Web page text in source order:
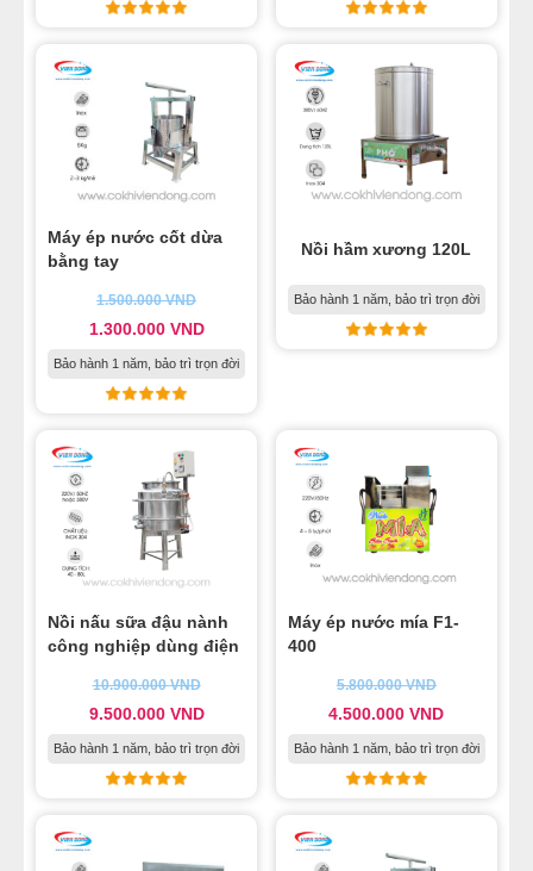
Máy ép nước cốt dừa
bằng tay
1.500.000VND
1.300.000 VND
Bảo hành 1 năm, bảo trì trọn đời
Nồi hầm xương 120L
Bảo hành 1 năm, bảo trì trọn đời
Nồi nấu sữa đậu nành
công nghiệp dùng điện
10.900.000VND
9.500.000 VND
Bảo hành 1 năm, bảo trì trọn đời
Máy ép nước mía F1-
400
5.800.000VND
4.500.000VND
Bảo hành 1 năm, bảo trì trọn đời